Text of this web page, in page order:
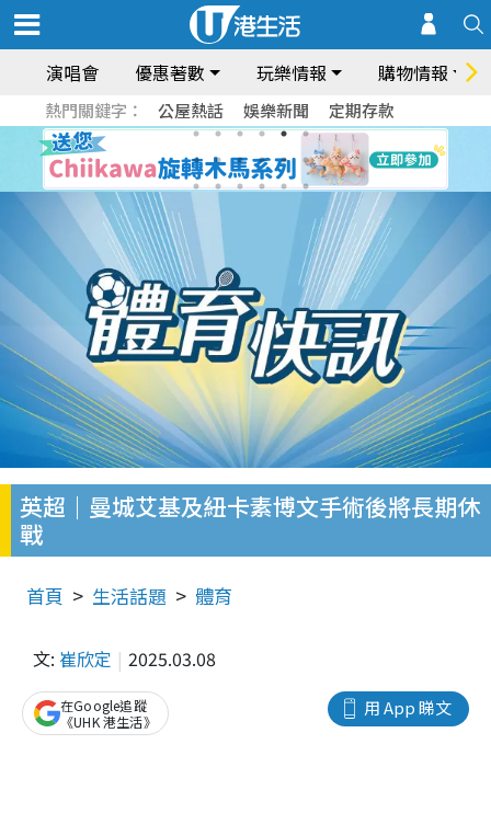
演唱會 優惠著數 玩樂情報 購物情報
熱門關鍵字： 公屋熱話 娛樂新聞 定期存款
英超｜曼城艾基及紐卡素博文手術後將長期休
戰
首頁 生活話題 體育
文: 崔欣定 2025.03.08
用 App 睇文
在Google追蹤
《UHK 港生活》